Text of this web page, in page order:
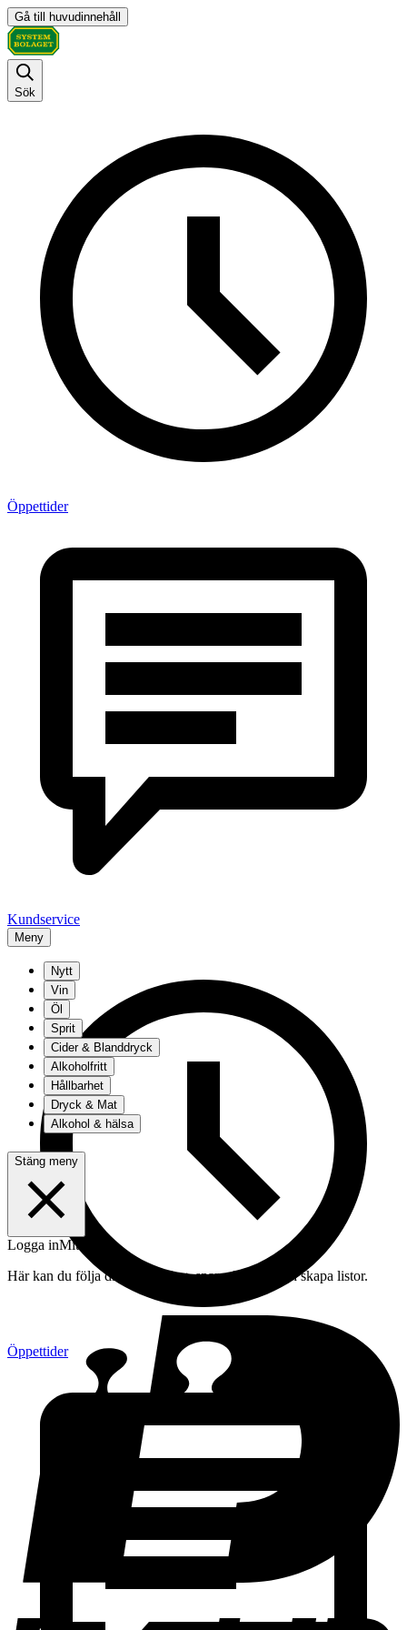
Gå till huvudinnehåll
Sök
Öppettider
Kundservice
Meny
Öppettider
Nytt
Vin
Öl
Sprit
Cider & Blanddryck
Alkoholfritt
Hållbarhet
Dryck & Mat
Alkohol & hälsa
Stäng meny
Logga inMitt konto
Här kan du följa din beställning, spara drycker och skapa listor.